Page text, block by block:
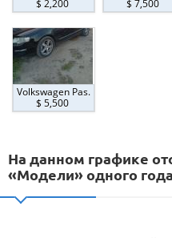
$ 2,200
$ 7,500
Volkswagen Pas.
$ 5,500
На данном графике
«Модели» одного